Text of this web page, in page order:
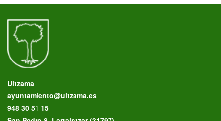
Ultzama
ayuntamiento@ultzama.es
948 30 51 15